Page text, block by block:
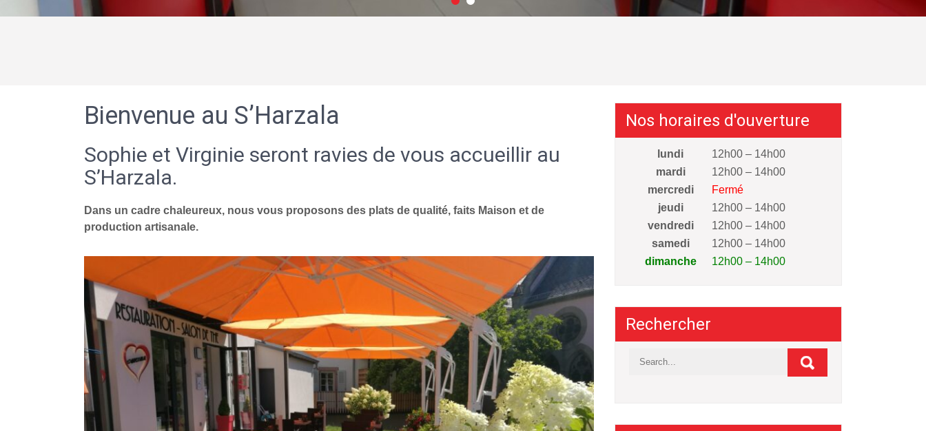
Bienvenue au S’Harzala
Sophie et Virginie seront ravies de vous accueillir au
S’Harzala.
Dans un cadre chaleureux, nous vous proposons des plats de qualité, faits Maison et de
production artisanale.
Nos horaires d'ouverture
lundi
12h00 – 14h00
mardi
12h00 – 14h00
mercredi
Fermé
jeudi
12h00 – 14h00
vendredi
12h00 – 14h00
samedi
12h00 – 14h00
dimanche
12h00 – 14h00
Rechercher